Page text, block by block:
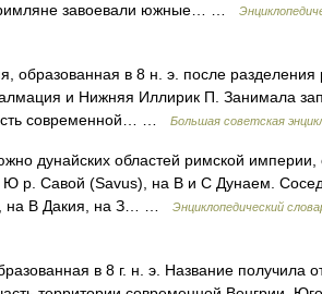
римляне завоевали южные… …
в 8 н. э. после разделения
и Нижняя Иллирик П. Занимала
современной… …
Большая советская
дунайских областей римской империи,
Ю р. Савой (Savus), на В и С Дунаем.
на В Дакия, на З… …
Энциклопедический
в 8 г. н. э. Название получила